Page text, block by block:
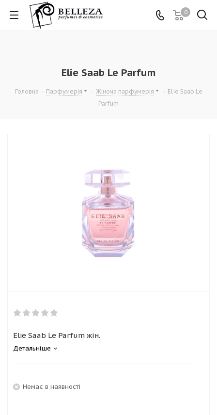
0
Elie Saab Le Parfum
Головна - Парфумерія - Жіноча парфумерія - Elie Saab Le
Parfum
Elie Saab Le Parfum жін.
Детальніше
Немає в наявності